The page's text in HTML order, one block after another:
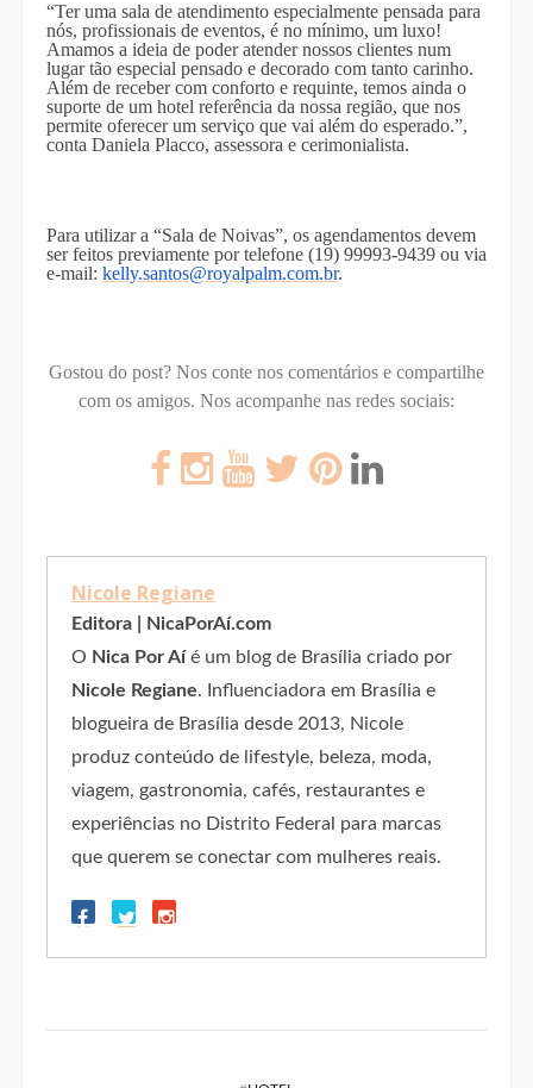
“Ter uma sala de atendimento especialmente pensada para
nós, profissionais de eventos, é no mínimo, um luxo!
Amamos a ideia de poder atender nossos clientes num
lugar tão especial pensado e decorado com tanto carinho.
Além de receber com conforto e requinte, temos ainda o
suporte de um hotel referência da nossa região, que nos
permite oferecer um serviço que vai além do esperado.”,
conta Daniela Placco, assessora e cerimonialista.
Para utilizar a “Sala de Noivas”, os agendamentos devem
ser feitos previamente por telefone (19) 99993-9439 ou via
e-mail: kelly.santos@royalpalm.com.br.
Gostou do post? Nos conte nos comentários e compartilhe
com os amigos. Nos acompanhe nas redes sociais:
Nicole Regiane
Editora | NicaPorAí.com
O Nica Por Aíé um blog de Brasília criado por
Nicole Regiane. Influenciadora em Brasília e
blogueira de Brasília desde 2013, Nicole
produz conteúdo de lifestyle, beleza, moda,
viagem, gastronomia, cafés, restaurantes e
experiências no Distrito Federal para marcas
que querem se conectar com mulheres reais.